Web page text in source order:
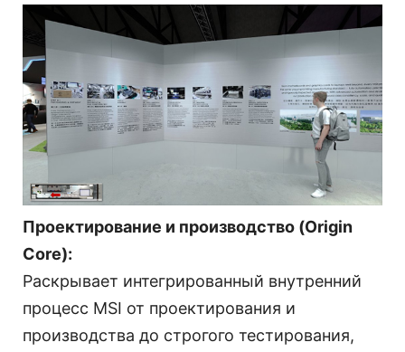
Проектирование и производство (Origin
Core):
Раскрывает интегрированный внутренний
процесс MSI от проектирования и
производства до строгого тестирования,